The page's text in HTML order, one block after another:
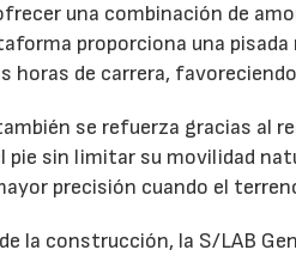
una combinación de
proporciona una
horas de carrera,
se refuerza gracias al
pie sin limitar su movilidad
precisión cuando el
la construcción, la S/LAB